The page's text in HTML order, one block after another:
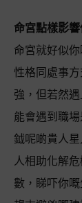
命宮點樣影
命宮就好似
性格同處事
強，但若然
能會遇到職
鉞呢啲貴人
人相助化解
數，睇吓你